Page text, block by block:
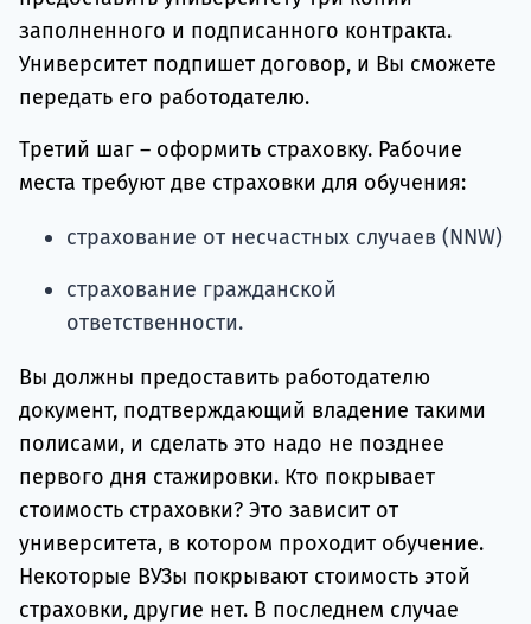
заполненного и подписанного контракта.
Университет подпишет договор, и Вы сможете
передать его работодателю.
Третий шаг – оформить страховку. Рабочие
места требуют две страховки для обучения:
страхование от несчастных случаев (NNW)
страхование гражданской
ответственности.
Вы должны предоставить работодателю
документ, подтверждающий владение такими
полисами, и сделать это надо не позднее
первого дня стажировки. Кто покрывает
стоимость страховки? Это зависит от
университета, в котором проходит обучение.
Некоторые ВУЗы покрывают стоимость этой
страховки, другие нет. В последнем случае